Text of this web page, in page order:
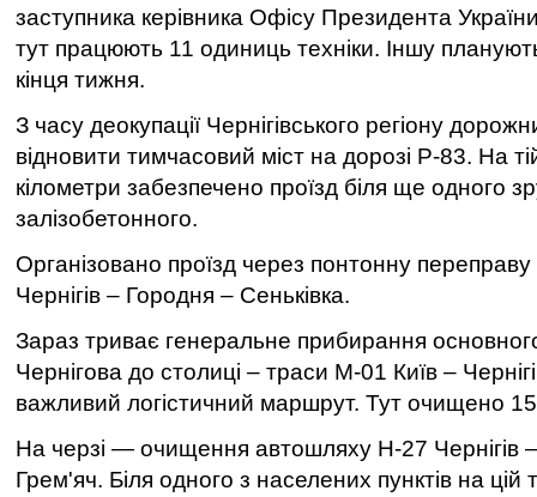
заступника керівника Офісу Президента
тут працюють 11 одиниць техніки. Іншу
кінця тижня.
З часу деокупації Чернігівського регіону
відновити тимчасовий міст на дорозі Р-83. На
кілометри забезпечено проїзд біля ще одного
залізобетонного.
Організовано проїзд через понтонну
Чернігів – Городня – Сеньківка.
Зараз триває генеральне прибирання
Чернігова до столиці – траси М-01 Київ –
важливий логістичний маршрут. Тут очищено 15
На черзі — очищення автошляху Н-27 Чернігів
Грем'яч. Біля одного з населених пунктів на цій